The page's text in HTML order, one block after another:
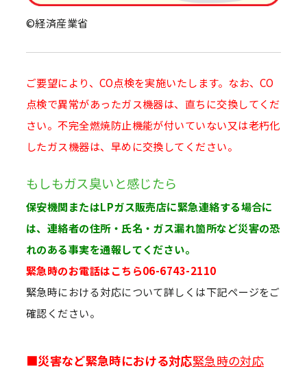
©経済産業省
ご要望により、CO点検を実施いたします。なお、CO
点検で異常があったガス機器は、直ちに交換してくだ
さい。不完全燃焼防止機能が付いていない又は老朽化
したガス機器は、早めに交換してください。
もしもガス臭いと感じたら
保安機関またはLPガス販売店に緊急連絡する場合に
は、連絡者の住所・氏名・ガス漏れ箇所など災害の恐
れのある事実を通報してください。
緊急時のお電話はこちら06-6743-2110
緊急時における対応について詳しくは下記ページをご
確認ください。
■災害など緊急時における対応緊急時の対応